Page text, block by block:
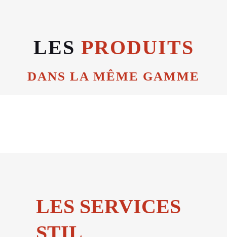
LES PRODUITS
DANS LA MÊME GAMME
LES SERVICES